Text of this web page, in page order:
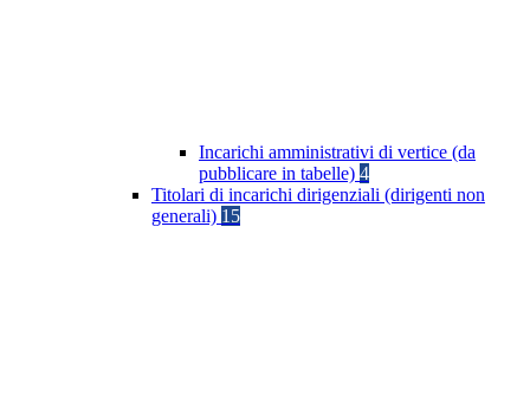
Incarichi amministrativi di vertice (da
pubblicare in tabelle) 4
Titolari di incarichi dirigenziali (dirigenti non
generali) 15